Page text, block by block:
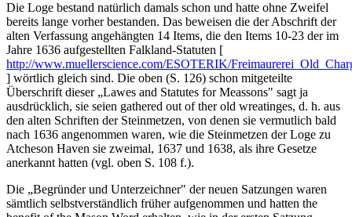
Die Loge bestand natürlich damals schon und hatte ohne Zweifel
bereits lange vorher bestanden. Das beweisen die der Abschrift der
alten Verfassung angehängten 14 Items, die den Items 10-23 der im
Jahre 1636 aufgestellten Falkland-Statuten [
http://www.muellerscience.com/ESOTERIK/
] wörtlich gleich sind. Die oben (S. 126) schon mitgeteilte
Überschrift dieser „Lawes and Statutes for Meassons" sagt ja
ausdrücklich, sie seien gathered out of ther old wreatinges, d. h. aus
den alten Schriften der Steinmetzen, von denen sie vermutlich bald
nach 1636 angenommen waren, wie die Steinmetzen der Loge zu
Atcheson Haven sie zweimal, 1637 und 1638, als ihre Gesetze
anerkannt hatten (vgl. oben S. 108 f.).
Die „Begründer und Unterzeichner" der neuen Satzungen waren
sämtlich selbstverständlich früher aufgenommen und hatten the